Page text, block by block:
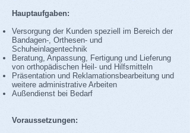
Hauptaufgaben:
Versorgung der Kunden speziell im Bereich der
Bandagen-, Orthesen- und
Schuheinlagentechnik
Beratung, Anpassung, Fertigung und Lieferung
von orthopädischen Heil- und Hilfsmitteln
Präsentation und Reklamationsbearbeitung und
weitere administrative Arbeiten
Außendienst bei Bedarf
Voraussetzungen: